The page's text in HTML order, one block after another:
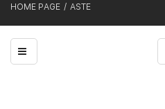
HOME PAGE ASTE